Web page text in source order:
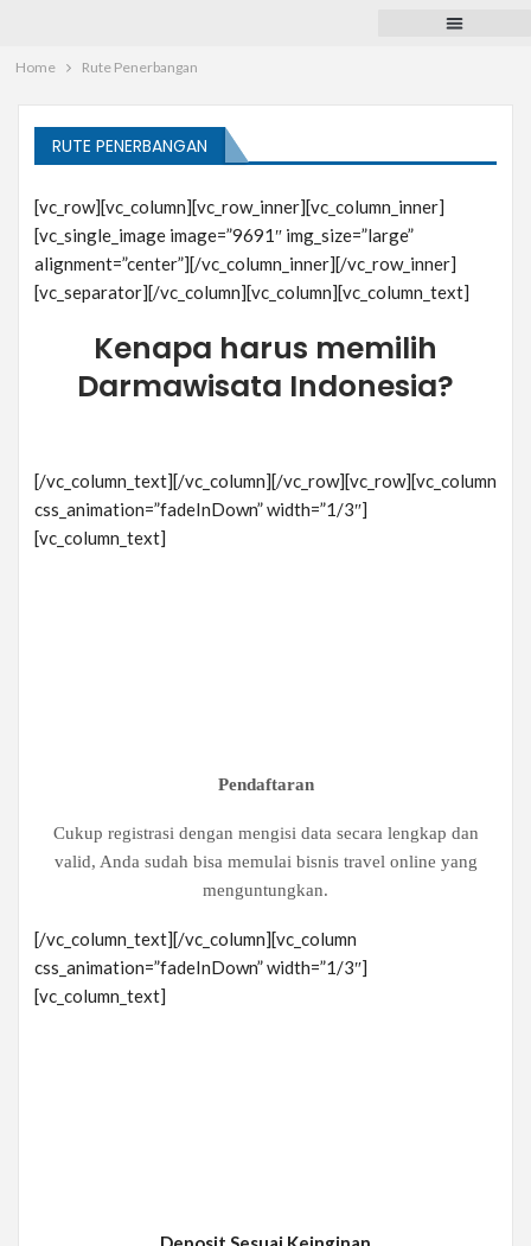
RUTE PENERBANGAN
[vc_row][vc_column][vc_row_inner][vc_column_inner]
[vc_single_image image=”9691″ img_size=”large”
alignment=”center”][/vc_column_inner][/vc_row_inner]
[vc_separator][/vc_column][vc_column][vc_column_text]
Kenapa harus memilih
Darmawisata Indonesia?
[/vc_column_text][/vc_column][/vc_row][vc_row][vc_column
css_animation=”fadeInDown” width=”1/3″]
[vc_column_text]
Cukup registrasi dengan mengisi data secara lengkap dan
valid, Anda sudah bisa memulai bisnis travel online yang
menguntungkan.
[/vc_column_text][/vc_column][vc_column
css_animation=”fadeInDown” width=”1/3″]
[vc_column_text]